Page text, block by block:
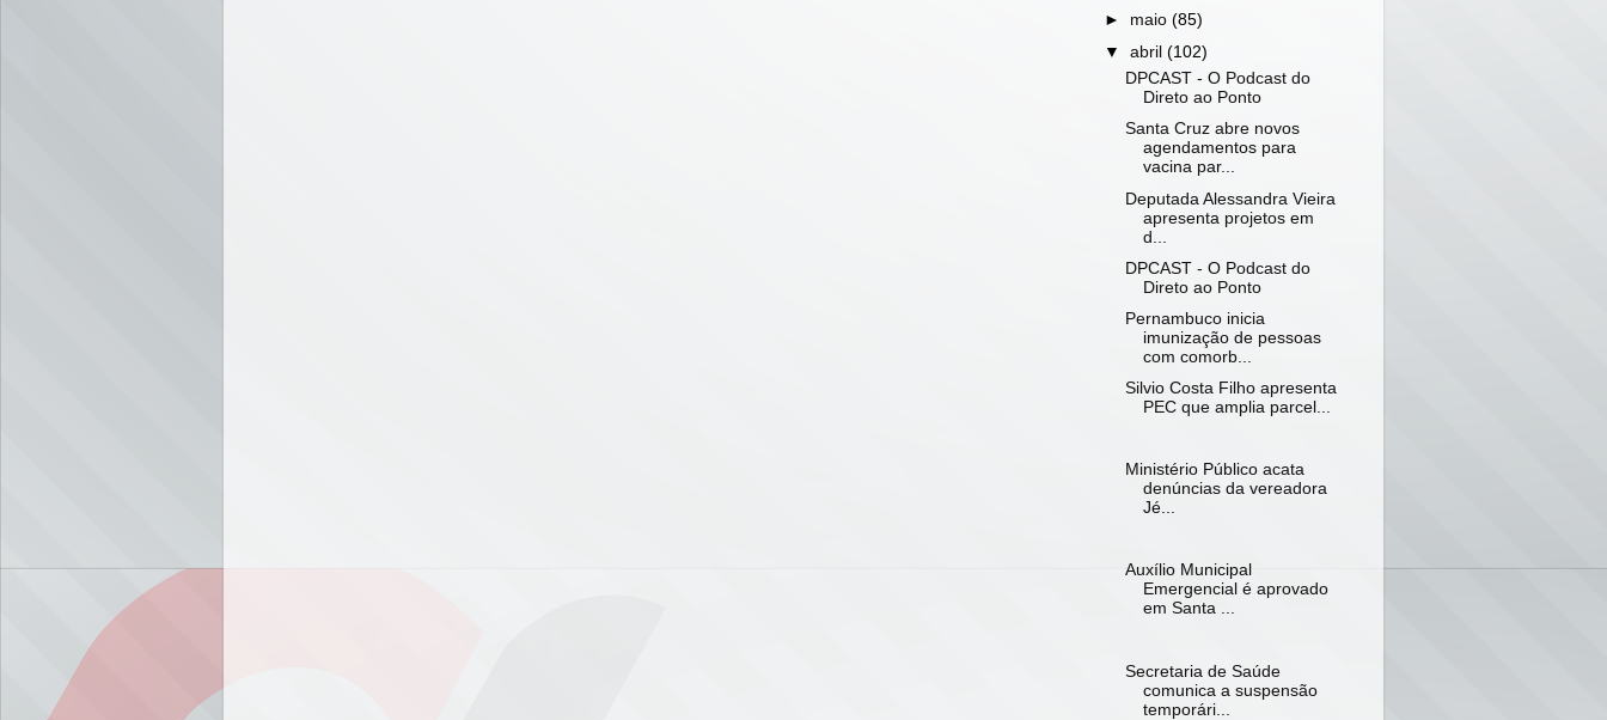
► maio(85)
▼abril(102)
DPCAST - O Podcast do
Direto ao Ponto
Santa Cruz abre novos
agendamentos para
vacina par...
Deputada Alessandra Vieira
apresenta projetos em
d...
DPCAST - O Podcast do
Direto ao Ponto
Pernambuco inicia
imunização de pessoas
com comorb...
Silvio Costa Filho apresenta
PEC que amplia parcel...
Ministério Público acata
denúncias da vereadora
Jé...
Auxílio Municipal
Emergencial é aprovado
em Santa ...
Secretaria de Saúde
comunica a suspensão
temporári...